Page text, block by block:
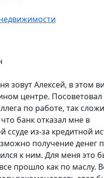
зовут Алексей, в этом
центре. Посоветовал
по работе, так
банк отказал мне в
ссуде из-за кредитной
получение денег
к ним. Для меня это
прошло как по маслу.